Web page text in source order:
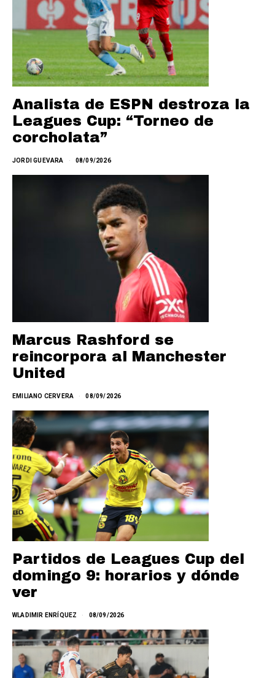
Analista de ESPN destroza la
Leagues Cup: “Torneo de
corcholata”
JORDI GUEVARA 08/09/2026
Marcus Rashford se
reincorpora al Manchester
United
EMILIANO CERVERA 08/09/2026
Partidos de Leagues Cup del
domingo 9: horarios y dónde
ver
WLADIMIR ENRÍQUEZ 08/09/2026